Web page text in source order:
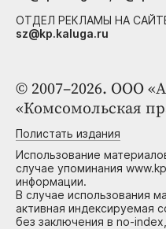
© 2007–2026. ООО
«Комсомольская
Полистать издания
Использование
случае упоминания
информации.
В случае использования
активная индексируемая
без заключения в no-
ОТДЕЛ РЕКЛАМЫ НА
sz@kp.kaluga.ru